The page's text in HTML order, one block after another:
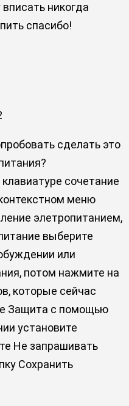
никогда
спасибо!
сделать это
сочетание
меню
элетропитанием,
выберите
или
потом нажмите на
которые сейчас
Защита с помощью
установите
Не запрашивать
Сохранить